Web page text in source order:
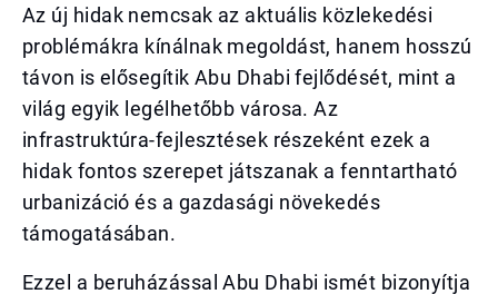
Az új hidak nemcsak az aktuális közlekedési
problémákra kínálnak megoldást, hanem hosszú
távon is elősegítik Abu Dhabi fejlődését, mint a
világ egyik legélhetőbb városa. Az
infrastruktúra-fejlesztések részeként ezek a
hidak fontos szerepet játszanak a fenntartható
urbanizáció és a gazdasági növekedés
támogatásában.
Ezzel a beruházással Abu Dhabi ismét bizonyítja